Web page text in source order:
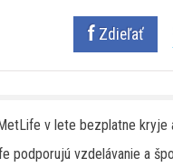
Zdieľať
v lete bezplatne kryje
podporujú vzdelávanie a